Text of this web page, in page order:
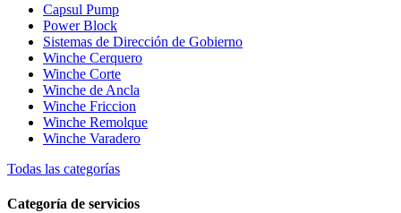
Capsul Pump
Power Block
Sistemas de Dirección de Gobierno
Winche Cerquero
Winche Corte
Winche de Ancla
Winche Friccion
Winche Remolque
Winche Varadero
Todas las categorías
Categoría de servicios